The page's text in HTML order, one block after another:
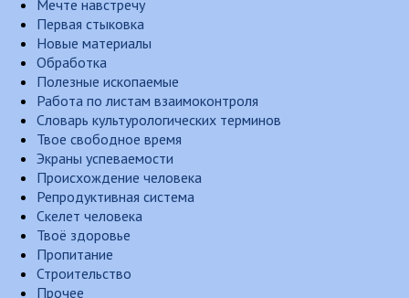
Мечте навстречу
Первая стыковка
Новые материалы
Обработка
Полезные ископаемые
Работа по листам взаимоконтроля
Словарь культурологических терминов
Твое свободное время
Экраны успеваемости
Происхождение человека
Репродуктивная система
Скелет человека
Твоё здоровье
Пропитание
Строительство
Прочее